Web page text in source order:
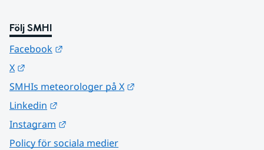
Följ SMHI
Facebook
X
SMHIs meteorologer på X
Linkedin
Instagram
Policy för sociala medier